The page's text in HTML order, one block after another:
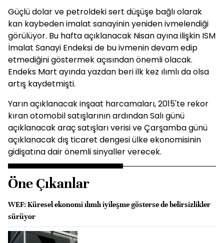
Güçlü dolar ve petroldeki sert düşüşe bağlı olarak
kan kaybeden imalat sanayinin yeniden ivmelendiği
görülüyor. Bu hafta açıklanacak Nisan ayına ilişkin ISM
İmalat Sanayi Endeksi de bu ivmenin devam edip
etmediğini göstermek açısından önemli olacak.
Endeks Mart ayında yazdan beri ilk kez ılımlı da olsa
artış kaydetmişti.
Yarın açıklanacak inşaat harcamaları, 2015'te rekor
kıran otomobil satışlarının ardından Salı günü
açıklanacak araç satışları verisi ve Çarşamba günü
açıklanacak dış ticaret dengesi ülke ekonomisinin
gidişatına dair önemli sinyaller verecek.
Öne Çıkanlar
WEF: Küresel ekonomi ılımlı iyileşme gösterse de belirsizlikler
sürüyor